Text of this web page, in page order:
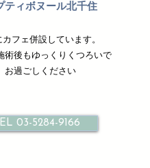
ティボヌール北千住
カフェ併設しています。
術後もゆっくりくつろいで
お過ごしください
03-5284-9166